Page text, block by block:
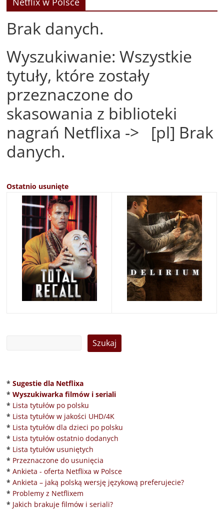
Brak danych.
Wyszukiwanie: Wszystkie
tytuły, które zostały
przeznaczone do
skasowania z biblioteki
nagrań Netflixa -> [pl] Brak
danych.
Ostatnio usunięte
* Sugestie dla Netflixa
* Wyszukiwarka filmów i seriali
* Lista tytułów po polsku
* Lista tytułów w jakości UHD/4K
* Lista tytułów dla dzieci po polsku
* Lista tytułów ostatnio dodanych
* Lista tytułów usuniętych
* Przeznaczone do usunięcia
* Ankieta - oferta Netflixa w Polsce
* Ankieta – jaką polską wersję językową preferujecie?
* Problemy z Netflixem
* Jakich brakuje filmów i seriali?